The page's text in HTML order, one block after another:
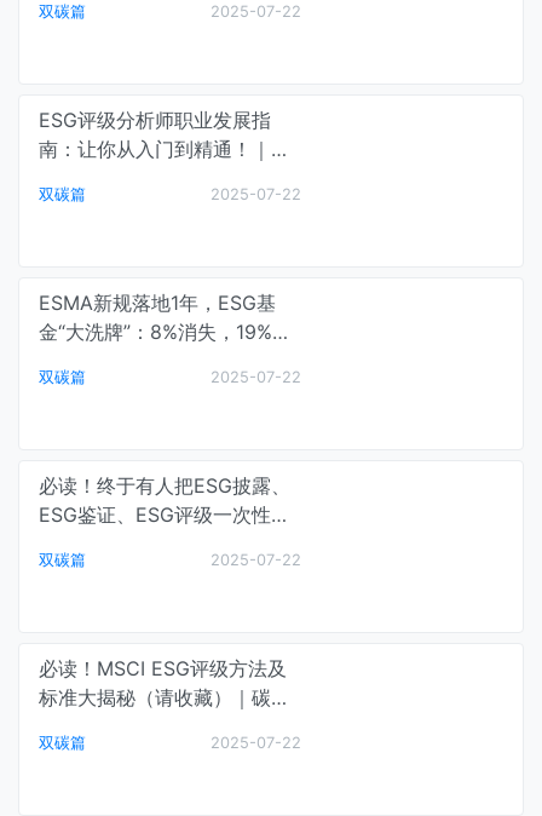
双碳篇 2025-07-22
ESG评级分析师职业发展指
南：让你从入门到精通！｜碳
双碳篇 2025-07-22
ESMA新规落地1年，ESG基
金“大洗牌”：8%消失，19%改
磅解读｜碳中和最前线
双碳篇 2025-07-22
必读！终于有人把ESG披露、
ESG鉴证、ESG评级一次性讲
双碳篇 2025-07-22
必读！MSCI ESG评级方法及
标准大揭秘（请收藏）｜碳中
双碳篇 2025-07-22